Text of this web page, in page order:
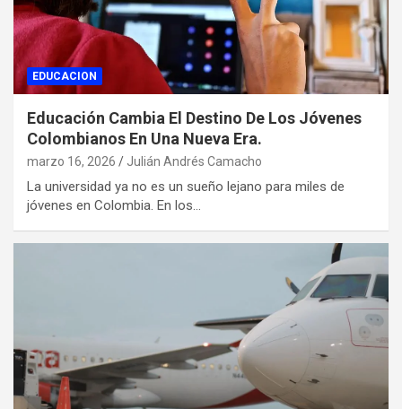
EDUCACION
Educación Cambia El Destino De Los Jóvenes
Colombianos En Una Nueva Era.
marzo 16, 2026 Julián Andrés Camacho
La universidad ya no es un sueño lejano para miles de
jóvenes en Colombia. En los…